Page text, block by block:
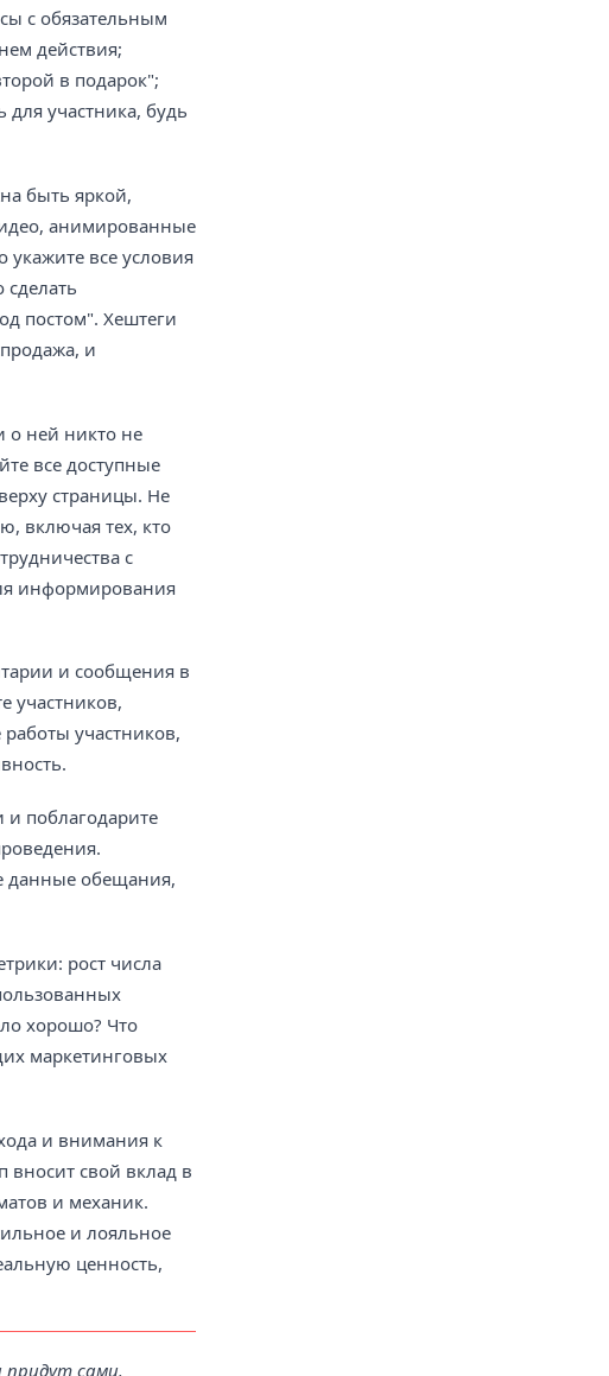
с обязательным
действия;
в подарок";
участника, будь
быть яркой,
анимированные
все условия
постом". Хештеги
и
о ней никто не
все доступные
страницы. Не
включая тех, кто
с
информирования
и сообщения в
участников,
работы участников,
поблагодарите
данные обещания,
рост числа
хорошо? Что
маркетинговых
и внимания к
вносит свой вклад в
и механик.
и лояльное
ценность,
придут сами.